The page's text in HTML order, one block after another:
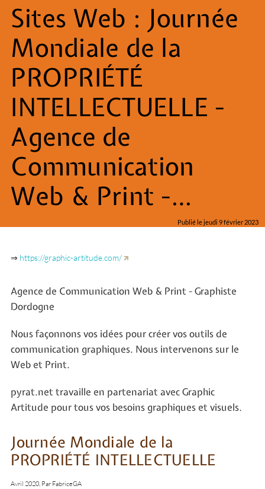
Sites Web : Journée
Mondiale de la
PROPRIÉTÉ
INTELLECTUELLE -
Agence de
Communication
Web & Print -…
Publié le jeudi 9 février 2023
⇒ https://graphic-artitude.com/
Agence de Communication Web & Print - Graphiste
Dordogne
Nous façonnons vos idées pour créer vos outils de
communication graphiques. Nous intervenons sur le
Web et Print.
pyrat.net travaille en partenariat avec Graphic
Artitude pour tous vos besoins graphiques et visuels.
Journée Mondiale de la
PROPRIÉTÉ INTELLECTUELLE
Avril 2020, Par FabriceGA